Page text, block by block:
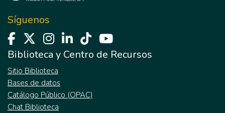
Síguenos
Biblioteca y Centro de Recursos
Sitio Biblioteca
Bases de datos
Catálogo Público (OPAC)
Chat Biblioteca